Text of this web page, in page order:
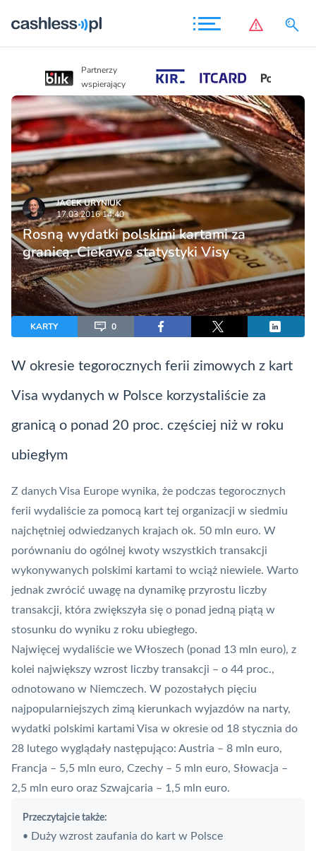
Partnerzy
wspierający
JACEK URYNIUK
17.03.2016 14:40
Rosną wydatki polskimi kartami za
granicą. Ciekawe statystyki Visy
KARTY 0
W okresie tegorocznych ferii zimowych z kart
Visa wydanych w Polsce korzystaliście za
granicą o ponad 20 proc. częściej niż w roku
ubiegłym
Z danych Visa Europe wynika, że podczas tegorocznych
ferii wydaliście za pomocą kart tej organizacji w siedmiu
najchętniej odwiedzanych krajach ok. 50 mln euro. W
porównaniu do ogólnej kwoty wszystkich transakcji
wykonywanych polskimi kartami to wciąż niewiele. Warto
jednak zwrócić uwagę na dynamikę przyrostu liczby
transakcji, która zwiększyła się o ponad jedną piątą w
stosunku do wyniku z roku ubiegłego.
Najwięcej wydaliście we Włoszech (ponad 13 mln euro), z
kolei największy wzrost liczby transakcji – o 44 proc.,
odnotowano w Niemczech. W pozostałych pięciu
najpopularniejszych zimą kierunkach wyjazdów na narty,
wydatki polskimi kartami Visa w okresie od 18 stycznia do
28 lutego wyglądały następująco: Austria – 8 mln euro,
Francja – 5,5 mln euro, Czechy – 5 mln euro, Słowacja –
2,5 mln euro oraz Szwajcaria – 1,5 mln euro.
Przeczytajcie także:
• Duży wzrost zaufania do kart w Polsce